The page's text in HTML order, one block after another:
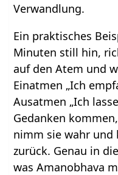
Verwandlung.
Ein praktisches
Minuten still hin,
auf den Atem und
Einatmen „Ich
Ausatmen „Ich
Gedanken
nimm sie wahr
zurück. Genau in
was Amanobhava